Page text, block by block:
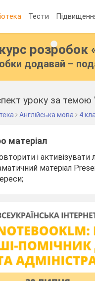
Тести
розробок
додавай –
уроку за темою
Англійська мова 4
матеріал
і
матеріал